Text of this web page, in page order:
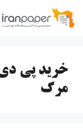
پرش
خرید پی
مرگ